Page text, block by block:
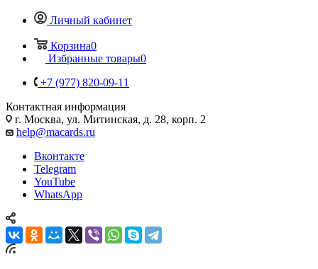
Личный кабинет
Корзина0
Избранные товары0
+7 (977) 820-09-11
Контактная информация
г. Москва, ул. Митинская, д. 28, корп. 2
help@macards.ru
Вконтакте
Telegram
YouTube
WhatsApp